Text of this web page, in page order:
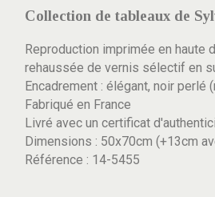
Collection de tableaux de
Reproduction imprimée en haute
rehaussée de vernis sélectif en
Encadrement : élégant, noir perlé
Fabriqué en France
Livré avec un certificat
Dimensions : 50x70cm (+13cm
Référence : 14-5455